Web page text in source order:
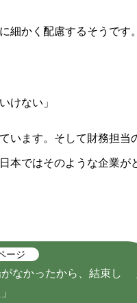
細かく配慮するそうです。
けない」
います。そして財務担当
ではそのような企業が
ージ
なかったから、結束し